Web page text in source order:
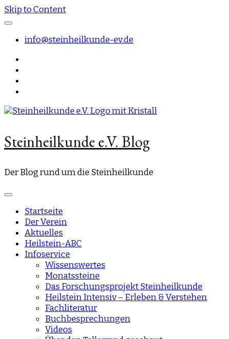
Skip to Content
info@steinheilkunde-ev.de
Steinheilkunde e.V. Blog
Der Blog rund um die Steinheilkunde
Startseite
Der Verein
Aktuelles
Heilstein-ABC
Infoservice
Wissenswertes
Monatssteine
Das Forschungsprojekt Steinheilkunde
Heilstein Intensiv – Erleben & Verstehen
Fachliteratur
Buchbesprechungen
Videos